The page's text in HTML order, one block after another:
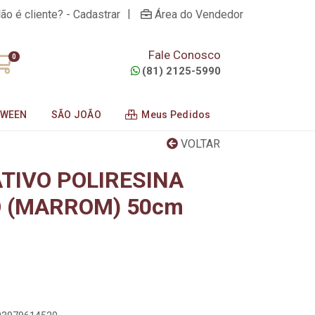
é cliente? - Cadastrar | Área do Vendedor
0 Fale Conosco
(81) 2125-5990
SÃO JOÃO Meus Pedidos
VOLTAR
POLIRESINA
(MARROM) 50cm